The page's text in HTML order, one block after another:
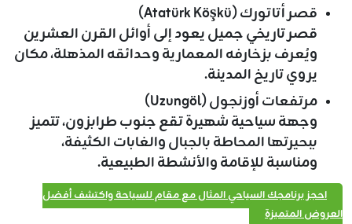
قصر أتاتورك (Atatürk Köşkü)
قصر تاريخي جميل يعود إلى أوائل القرن العشرين
ويُعرف بزخارفه المعمارية وحدائقه المذهلة، مكان
يروي تاريخ المدينة.
مرتفعات أوزنجول (Uzungöl)
وجهة سياحية شهيرة تقع جنوب طرابزون، تتميز
ببحيرتها المحاطة بالجبال والغابات الكثيفة،
ومناسبة للإقامة والأنشطة الطبيعية.
احجز برنامجك السياحي المثال مع مقام للسياحة واكتشف أفضل
العروض المتميزة